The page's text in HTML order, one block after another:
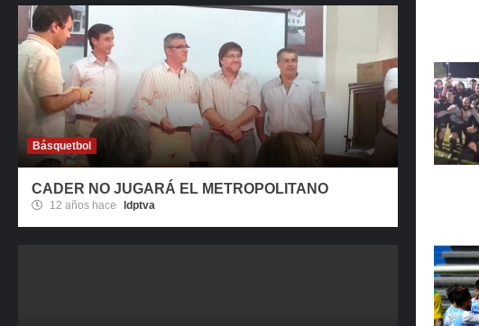
Básquetbol
CADER NO JUGARÁ EL METROPOLITANO
12 años hace ldptva